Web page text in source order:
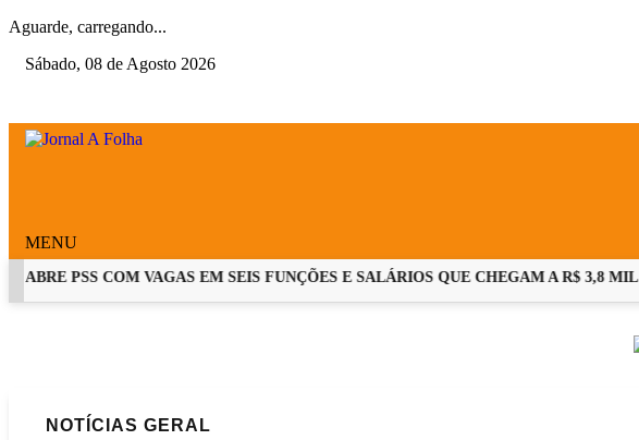
Aguarde, carregando...
Sábado, 08 de Agosto 2026
MENU
PSS COM VAGAS EM SEIS FUNÇÕES E SALÁRIOS QUE CHEGAM A R$ 3,8 MIL
NOTÍCIAS GERAL